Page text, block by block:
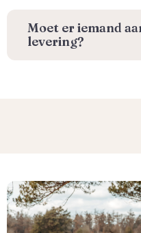
Moet er iemand
levering?